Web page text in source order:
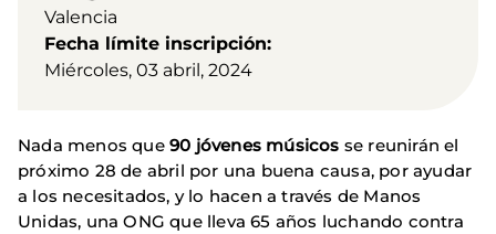
Valencia
Fecha límite inscripción
Miércoles, 03 abril, 2024
Nada menos que 90 jóvenes músicos se reunirán el
próximo 28 de abril por una buena causa, por ayudar
a los necesitados, y lo hacen a través de Manos
Unidas, una ONG que lleva 65 años luchando contra